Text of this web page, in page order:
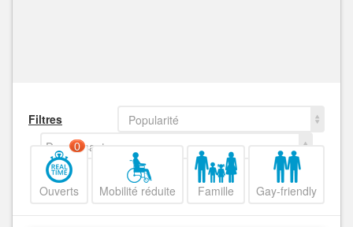
Filtres
Popularité
Decroissant
Ouverts
0
Mobilité réduite Famille Gay-friendly